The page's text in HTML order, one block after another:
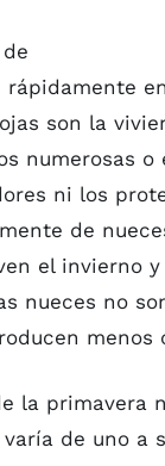
son la
numerosas
ni los
de
el invierno
nueces no
menos
la primavera
de uno a